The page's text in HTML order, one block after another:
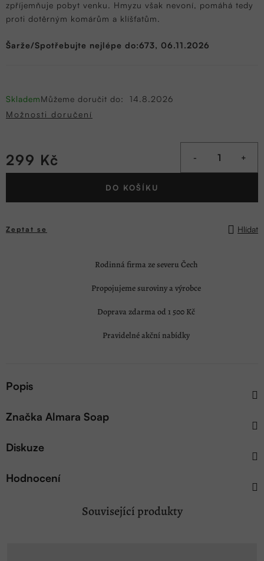
zpříjemňuje pobyt venku. Hmyzu však nevoní, pomáhá tedy
proti dotěrným komárům a klíšťatům.
Šarže/Spotřebujte nejlépe do:673, 06.11.2026
SklademMůžeme doručit do:
14.8.2026
Možnosti doručení
299 Kč
Měrná
DO KOŠÍKU
Zeptat se Hlídat
Rodinná firma ze severu Čech
Propojujeme suroviny a výrobce
Doprava zdarma od 1 500 Kč
Pravidelné akční nabídky
Popis
Značka Almara Soap
Diskuze
Hodnocení
Související produkty